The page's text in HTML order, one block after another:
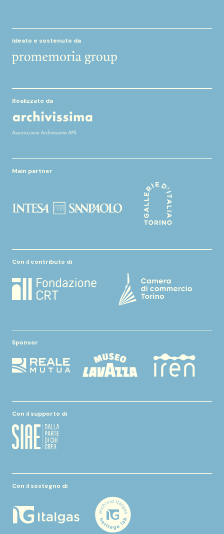
Ideato e sostenuto da
Realizzato da
Main partner
Con il contributo di
Sponsor
Con il supporto di
Con il sostegno di